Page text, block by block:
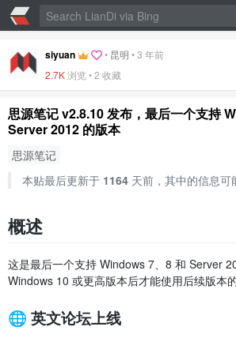
siyuan • 昆明 •3 年前
2.7K浏览 •2 收藏
思源笔记 v2.8.10 发布，最后一个支持
Server 2012 的版本
思源笔记
本贴最后更新于 1164天前，其中的信息可
概述
这是最后一个支持 Windows 7、8 和 Server
Windows 10 或更高版本后才能使用后续版本的
🌐 英文论坛上线